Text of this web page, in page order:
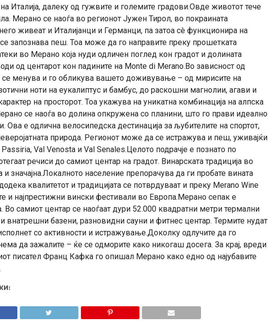
Италија, далеку од гужвите и големите градови.Овде животот тече
Мерано се наоѓа во регионот Јужен Тирол, во покраината
живеат и Италијанци и Германци, па затоа сè функционира на
се запознава пеш. Тоа може да го направите преку прошетката
во Мерано која нуди одличен поглед кон градот и долината
од центарот кон падините на Monte di Merano.Во зависност од
менува и го обликува вашето доживување – од мирисите на
ноти на еукалиптус и бамбус, до раскошни магнолии, агави и
на просторот. Тоа укажува на уникатна комбинација на алпска
се наоѓа во долина опкружена со планини, што го прави идеално
Ова е одлична велосипедска дестинација за љубителите на спортот,
природа. Регионот може да се истражува и пеш, уживајќи
Val Venosta и Val Senales.Целото подрачје е познато по
речиси до самиот центар на градот. Винарската традиција во
значајна.Локалното население препорачува да ги пробате вината
квалитетот и традицијата се потврдуваат и преку Merano Wine
и најпрестижни вински фестивали во Европа.Мерано сепак е
Во самиот центар се наоѓаат дури 52.000 квадратни метри термални
базени, разновидни сауни и фитнес центар. Термите нудат
со активности и истражување.Доколку одлучите да го
да зажалите – ќе се одморите како никогаш досега. За крај, вреди
писател Франц Кафка го опишал Мерано како едно од најубавите